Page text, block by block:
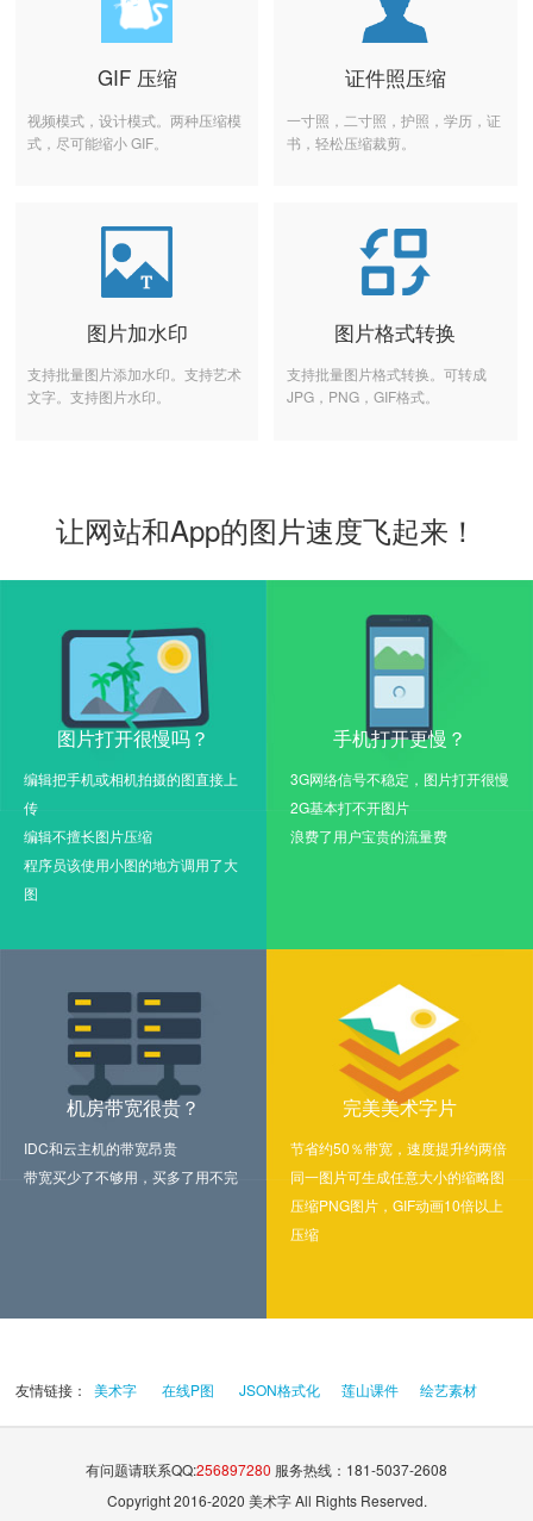
GIF 压缩
视频模式，设计模式。两种压缩模
式，尽可能缩小 GIF。
证件照压缩
一寸照，二寸照，护照，学历，证
书，轻松压缩裁剪。
图片加水印
支持批量图片添加水印。支持艺术
文字。支持图片水印。
图片格式转换
支持批量图片格式转换。可转成
JPG，PNG，GIF格式。
让网站和App的图片速度飞起来！
图片打开很慢吗？
编辑把手机或相机拍摄的图直接上
传
编辑不擅长图片压缩
程序员该使用小图的地方调用了大
图
手机打开更慢？
3G网络信号不稳定，图片打开很慢
2G基本打不开图片
浪费了用户宝贵的流量费
机房带宽很贵？
IDC和云主机的带宽昂贵
带宽买少了不够用，买多了用不完
完美美术字片
节省约50％带宽，速度提升约两倍
同一图片可生成任意大小的缩略图
压缩PNG图片，GIF动画10倍以上
压缩
友情链接：美术字 在线P图 JSON格式化 莲山课件 绘艺素材
有问题请联系QQ:256897280 服务热线：181-5037-2608
Copyright 2016-2020 美术字 All Rights Reserved.